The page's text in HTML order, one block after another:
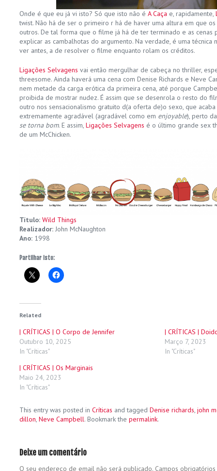
Onde é que eu já vi isto? Só que isto não é A Caça e, rapidamente,
twist. Não há de ser o primeiro r há de haver uma altura em que
outros. De tal forma que o filme já há de ter terminado e as cenas
explicar as cambalhotas do argumento. Na verdade, é uma
ver antes, a de resolver o filme enquanto rolam os créditos.
Ligações Selvagens vai então mergulhar de cabeça no thriller,
threesome. Ainda haverá uma cena com Denise Richards e Neve
nem metade da carga erótica da primeira cena, até porque
proibida de mostrar nudez. É assim que se desenrola o resto do
outro nos sensacionalismo gratuito d(a oferta de)o sexo, que
extremamente agradável (agradável como em enjoyable), perto
se torna bom. E assim, Ligações Selvagens é o último grande sex
de um McChicken.
Título: Wild Things
Realizador: John McNaughton
Ano: 1998
Partilhar isto:
Related
| CRÍTICAS | O Corpo de Jennifer
Outubro 10, 2025
In "Críticas"
| CRÍTICAS |
Março 7, 2023
In "Críticas"
| CRÍTICAS | Os Marginais
Maio 24, 2023
In "Críticas"
This entry was posted in Críticas and tagged Denise richards, john
dillon, Neve Campbell. Bookmark the permalink.
Deixe um comentário
O seu endereço de email não será publicado. Campos